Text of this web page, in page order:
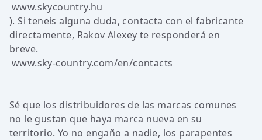
www.skycountry.hu
). Si teneis alguna duda, contacta con el fabricante
directamente, Rakov Alexey te responderá en
breve.
www.sky-country.com/en/contacts
Sé que los distribuidores de las marcas comunes
no le gustan que haya marca nueva en su
territorio. Yo no engaño a nadie, los parapentes